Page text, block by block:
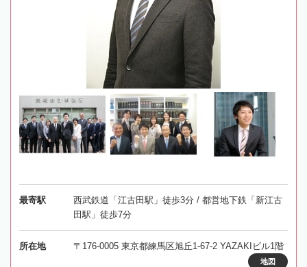
最寄駅
西武鉄道「江古田駅」徒歩3分 / 都営地下鉄「新江古
田駅」徒歩7分
所在地 〒176-0005 東京都練馬区旭丘1-67-2 YAZAKIビル1階
地図